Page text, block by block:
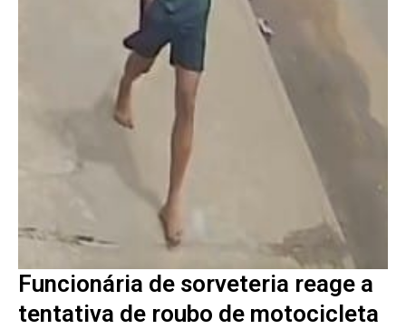
Funcionária de sorveteria reage a
tentativa de roubo de motocicleta